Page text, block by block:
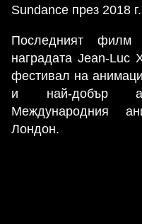
Sundance през 2018 г.
Последният
наградата Jean-Luc
фестивал на
и най-добър
Международния
Лондон.